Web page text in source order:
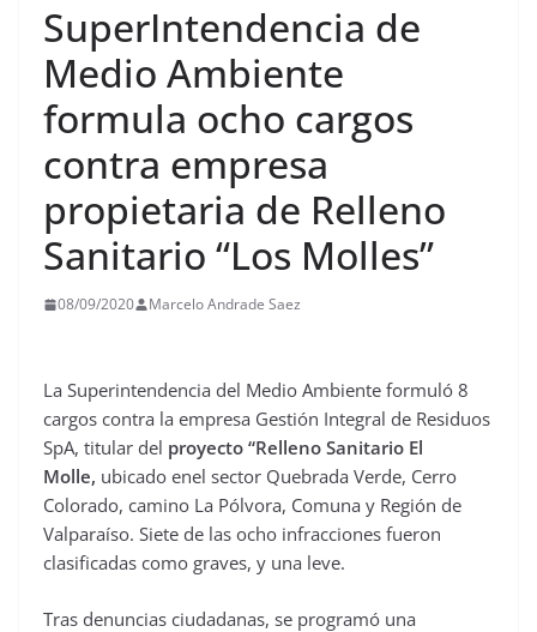
SuperIntendencia de
Medio Ambiente
formula ocho cargos
contra empresa
propietaria de Relleno
Sanitario “Los Molles”
08/09/2020 Marcelo Andrade Saez
La Superintendencia del Medio Ambiente formuló 8
cargos contra la empresa Gestión Integral de Residuos
SpA, titular del proyecto “Relleno Sanitario El
Molle, ubicado enel sector Quebrada Verde, Cerro
Colorado, camino La Pólvora, Comuna y Región de
Valparaíso. Siete de las ocho infracciones fueron
clasificadas como graves, y una leve.
Tras denuncias ciudadanas, se programó una